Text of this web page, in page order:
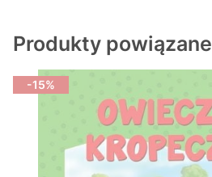
Produkty powiązane
-15%